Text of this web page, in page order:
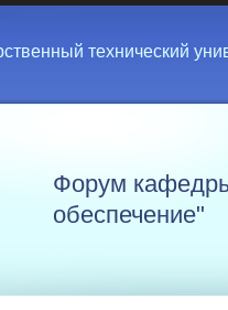
технический
Форум
обеспечение"